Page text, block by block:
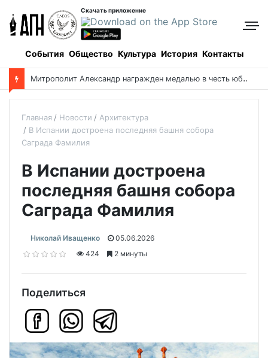
Скачать приложение
События Общество Культура История Контакты
М
итрополит Александр награжден медалью в честь юбилея парламента Казахстана
Главная Новости
Архитектура
В Испании достроена последняя башня собора
Саграда Фамилия
В Испании достроена
последняя башня собора
Саграда Фамилия
Николай Иващенко
05.06.2026
424
2 минуты
Поделиться